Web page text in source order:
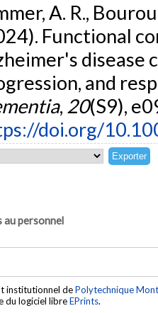
A. R.,
Functional
disease
and
, 20(S9),
doi.org/
au personnel
institutionnel dePolytechnique
du logiciel libreEPrints.